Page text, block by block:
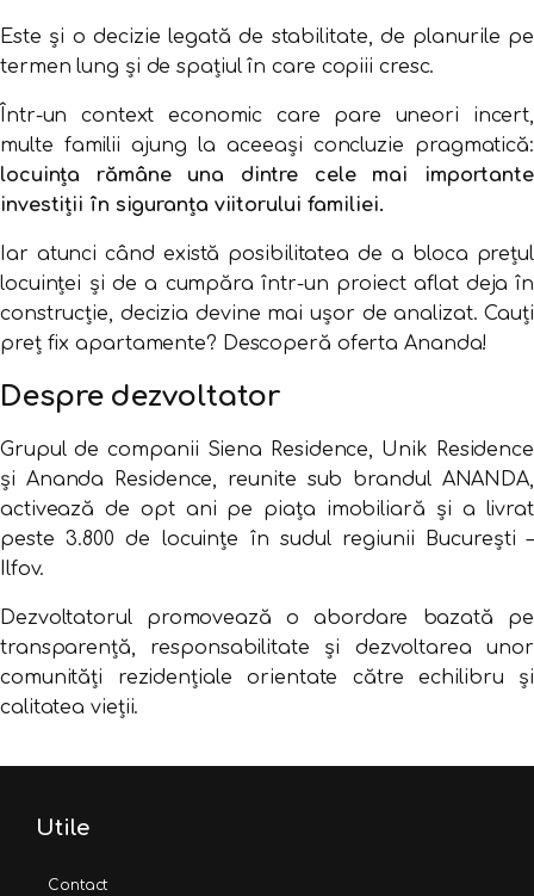
Este și odecizielegatăde stabilitate,de planurile pe
termenlung și despațiulîncare copiii cresc.
Într-uncontexteconomic care pare uneori incert,
multe familiiajunglaaceeași concluzie pragmatică:
locuința rămâne una dintre cele mai
importante
investiții în siguranța viitorului familiei.
Iar atuncicând există posibilitateadea bloca prețul
locuinței și dea cumpăraîntr-un proiectaflatdejaîn
construcție, deciziadevine maiușor deanalizat. Cauți
preț fix apartamente? Descoperă oferta Ananda!
Despre dezvoltator
Grupuldecompanii Siena Residence, Unik Residence
și Ananda Residence, reunite sub brandul ANANDA,
activeazăde opt ani pe piața imobiliară și a livrat
peste3.800de locuințe însudul regiunii
București –
Ilfov.
Dezvoltatorul promoveazăoabordare bazată pe
transparență, responsabilitate și dezvoltareaunor
comunități rezidențialeorientatecătreechilibru și
calitateavieții.
Utile
Contact